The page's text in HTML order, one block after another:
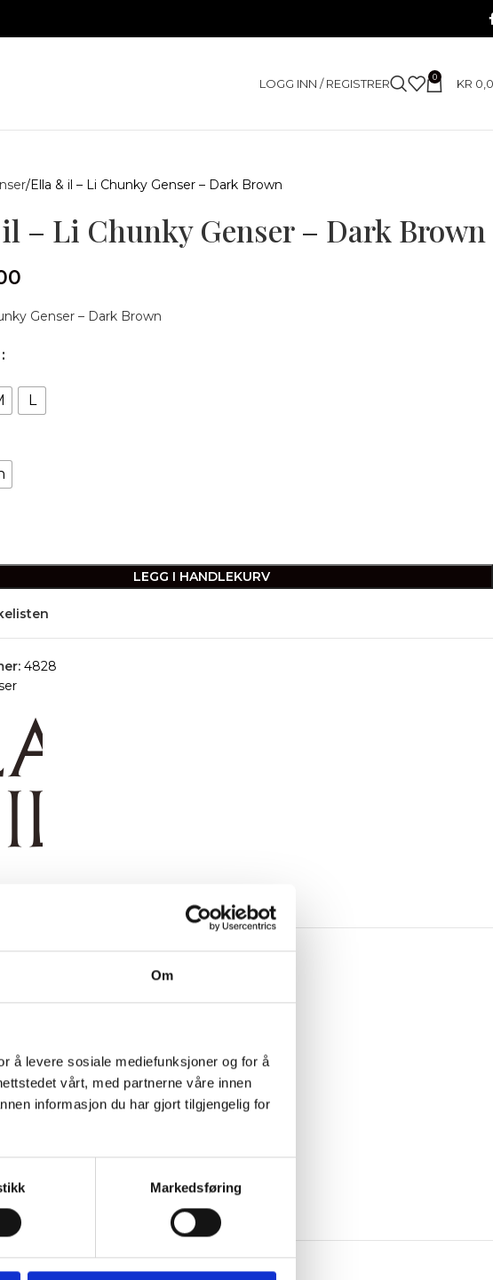
Om
å levere sosiale mediefunksjoner og for å
vårt, med partnerne våre innen
informasjon du har gjort tilgjengelig for
Markedsføring
LOGG INN / REGISTRER 0 KR
Ella & il – Li Chunky Genser – Dark Brown
– Li Chunky Genser – Dark Brown
Genser – Dark Brown
L
LEGG I HANDLEKURV
4828